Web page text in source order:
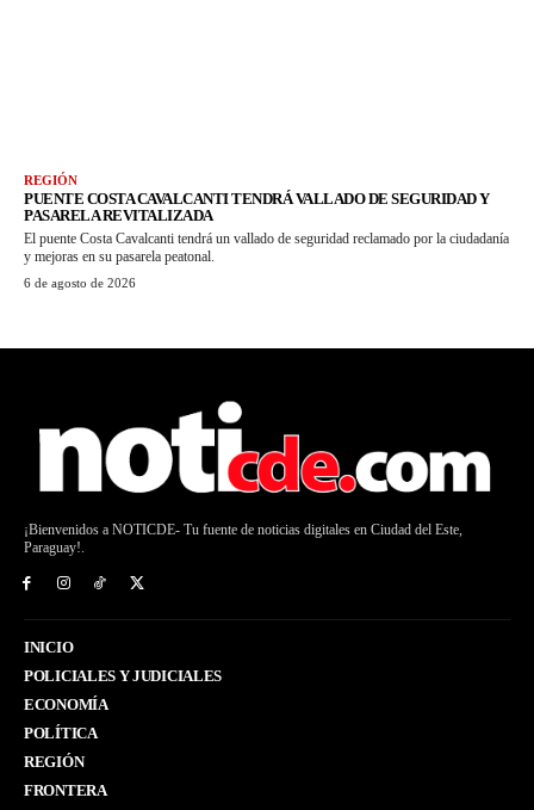
REGIÓN
PUENTE COSTA CAVALCANTI TENDRÁ VALLADO DE SEGURIDAD Y
PASARELA REVITALIZADA
El puente Costa Cavalcanti tendrá un vallado de seguridad reclamado por la ciudadanía
y mejoras en su pasarela peatonal.
6 de agosto de 2026
¡Bienvenidos a NOTICDE- Tu fuente de noticias digitales en Ciudad del Este,
Paraguay!.
INICIO
POLICIALES Y JUDICIALES
ECONOMÍA
POLÍTICA
REGIÓN
FRONTERA